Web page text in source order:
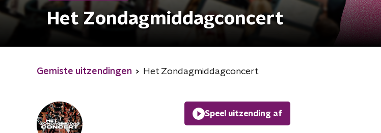
Het Zondagmiddagconcert
Gemiste uitzendingen Het Zondagmiddagconcert
Speel uitzending af